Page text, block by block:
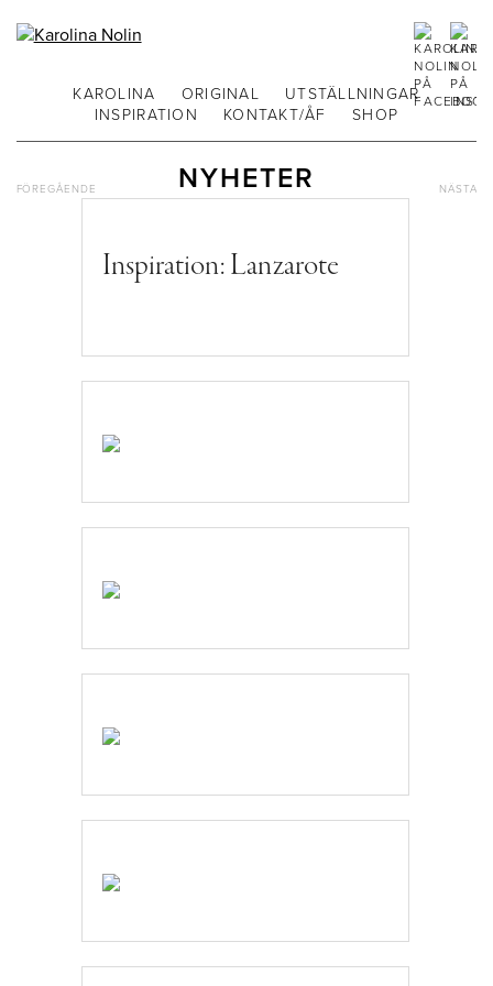
KAROLINA ORIGINAL
UTSTÄLLNINGAR
INSPIRATION
KONTAKT/ÅF SHOP
NYHETER
FÖREGÅENDE NÄSTA
Inspiration: Lanzarote